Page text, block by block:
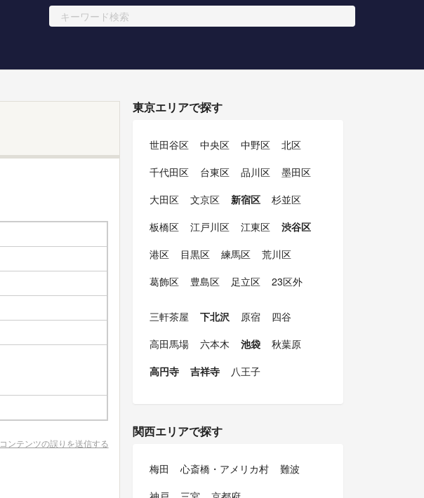
コンテンツの誤りを送信する
東京エリアで探す
世田谷区 中央区 中野区
北区
千代田区
台東区 品川区
墨田区
大田区
文京区 新宿区
杉並区
板橋区
江戸川区 江東区
渋谷区
港区
目黒区 練馬区
荒川区
葛飾区
豊島区 足立区 23区外
三軒茶屋 下北沢 原宿
四谷
高田馬場
六本木 池袋
秋葉原
高円寺
吉祥寺 八王子
関西エリアで探す
梅田 心斎橋・アメリカ村
難波